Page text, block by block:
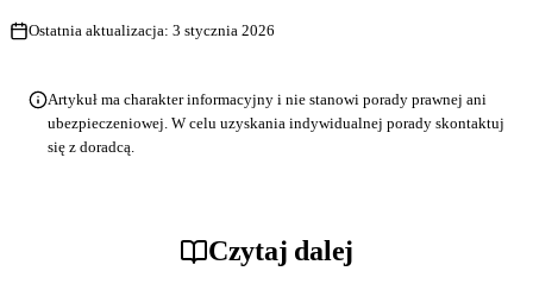
Ostatnia aktualizacja: 3 stycznia 2026
Artykuł ma charakter informacyjny i nie stanowi porady prawnej ani
ubezpieczeniowej. W celu uzyskania indywidualnej porady skontaktuj
się z doradcą.
Czytaj dalej